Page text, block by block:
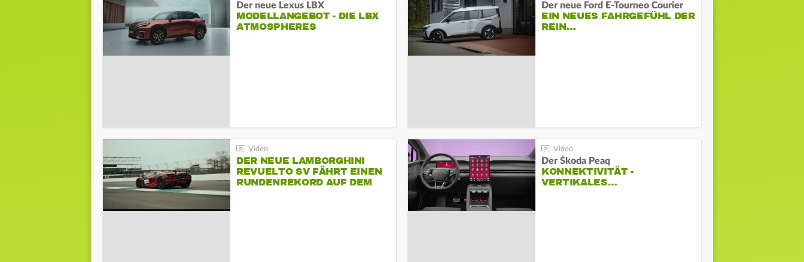
Der neue Lexus LBX
MODELLANGEBOT - DIE LBX
ATMOSPHERES
Der neue Ford E-Tourneo Courier
EIN NEUES FAHRGEFÜHL DER
REIN…
DER NEUE LAMBORGHINI
REVUELTO SV FÄHRT EINEN
RUNDENREKORD AUF DEM
Der Škoda Peaq
KONNEKTIVITÄT -
VERTIKALES…